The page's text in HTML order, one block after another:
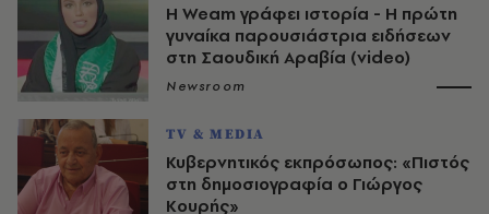
Η Weam γράφει ιστορία - Η πρώτη
γυναίκα παρουσιάστρια ειδήσεων
στη Σαουδική Αραβία (video)
Newsroom
TV & MEDIA
Κυβερνητικός εκπρόσωπος: «Πιστός
στη δημοσιογραφία ο Γιώργος
Κουρής»